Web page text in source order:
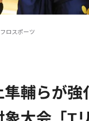
ロスポーツ
隼輔らが